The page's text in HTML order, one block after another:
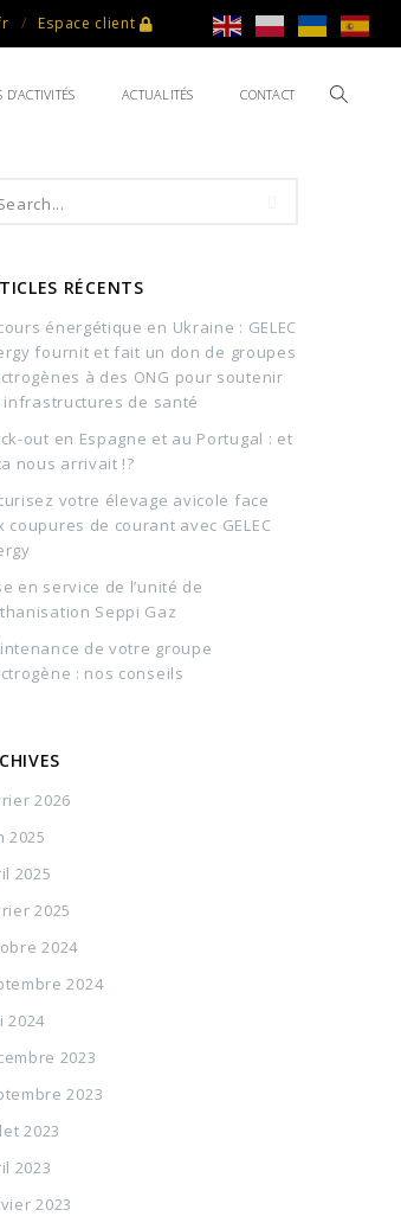
Espace client
D’ACTIVITÉS ACTUALITÉS CONTACT
RÉCENTS
énergétique en Ukraine : GELEC
fournit et fait un don de groupes
à des ONG pour soutenir
infrastructures de santé
out en Espagne et au Portugal : et
nous arrivait !?
votre élevage avicole face
coupures de courant avec GELEC
en service de l’unité de
Seppi Gaz
de votre groupe
: nos conseils
2026
2025
2025
2025
2024
2024
2024
2023
2023
2023
2023
2023